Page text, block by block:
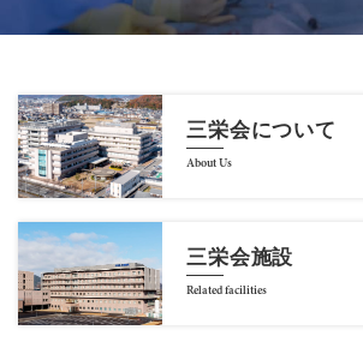
三栄会について
About Us
三栄会施設
Related facilities